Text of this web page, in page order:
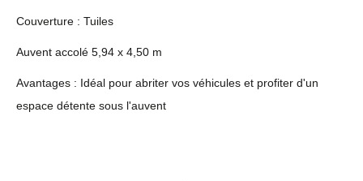
Couverture : Tuiles
Auvent accolé 5,94 x 4,50 m
Avantages : Idéal pour abriter vos véhicules et profiter d'un
espace détente sous l'auvent